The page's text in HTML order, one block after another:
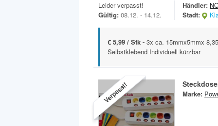
Leider verpasst!
Gültig: 08.12. - 14.12.
Händler:
Stadt:
€ 5,99 / Stk - 3x ca. 15mmx5mmx
Selbstklebend Individuell kürzbar
Verpasst! Marke: